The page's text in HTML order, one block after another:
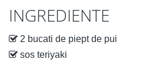
INGREDIENTE
2 bucati de piept de pui
sos teriyaki